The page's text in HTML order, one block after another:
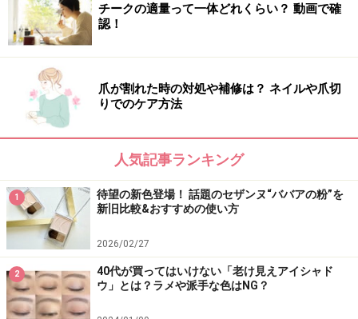
チークの適量って一体どれくらい？ 動画で確
認！
爪が割れた時の対処や補修は？ ネイルや爪切
りでのケア方法
人気記事ランキング
1
待望の新色登場！ 話題のセザンヌ“ババアの粉”を
新旧比較&おすすめの使い方
2026/02/27
2
40代が買ってはいけない「老け見えアイシャド
ウ」とは？ラメや派手な色はNG？